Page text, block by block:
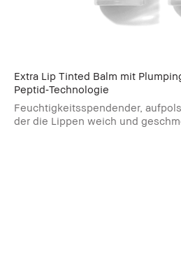
Extra Lip Tinted Balm mit
Peptid‑Technologie
Feuchtigkeitsspendender,
der die Lippen weich und